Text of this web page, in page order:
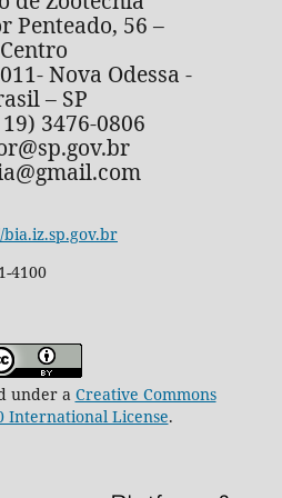
Penteado, 56 –
Centro
Nova Odessa -
– SP
3476-0806
4100
under a Creative Commons
International License.